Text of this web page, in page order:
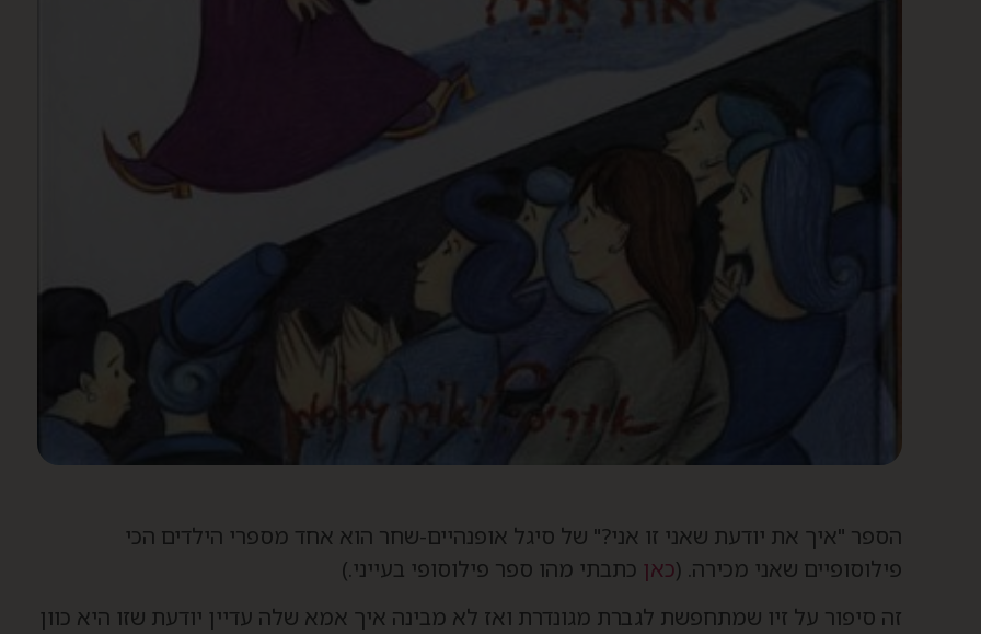
הספר "איך את יודעת שאני זו אני?" של סיגל אופנהיים-שחר הוא אחד מספרי הילדים הכי
פילוסופיים שאני מכירה. (כאן כתבתי מהו ספר פילוסופי בעייני.)
זה סיפור על זיו שמתחפשת לגברת מגונדרת ואז לא מבינה איך אמא שלה עדיין יודעת שזו היא כוון